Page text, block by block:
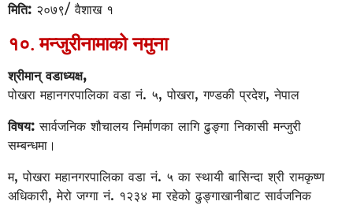
मिति: २०७९/ वैशाख १
१०. मन्जुरीनामाको नमुना
श्रीमान् वडाध्यक्ष,
पोखरा महानगरपालिका वडा नं. ५, पोखरा, गण्डकी प्रदेश, नेपाल
विषय: सार्वजनिक शौचालय निर्माणका लागि ढुङ्गा निकासी मन्जुरी
सम्बन्धमा।
म, पोखरा महानगरपालिका वडा नं. ५ का स्थायी बासिन्दा श्री रामकृष्ण
अधिकारी, मेरो जग्गा नं. १२३४ मा रहेको ढुङ्गाखानीबाट सार्वजनिक